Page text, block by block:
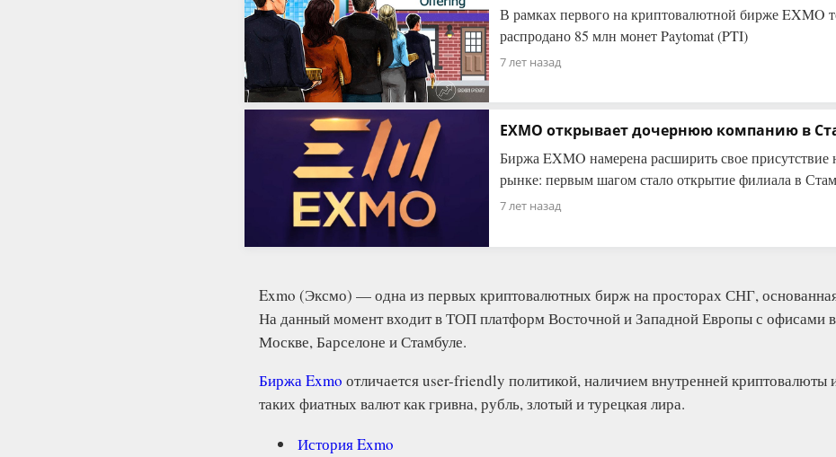
В рамках первого на криптовалютной бирже EXMO
распродано 85 млн монет Paytomat (PTI)
7 лет назад
EXMO открывает дочернюю компанию в
Биржа EXMO намерена расширить свое присутствие
рынке: первым шагом стало открытие филиала в
7 лет назад
Exmo (Эксмо) — одна из первых криптовалютных бирж на просторах СНГ,
На данный момент входит в ТОП платформ Восточной и Западной Европы с офисами
Москве, Барселоне и Стамбуле.
Биржа Exmo отличается user-friendly политикой, наличием внутренней криптовалюты
таких фиатных валют как гривна, рубль, злотый и турецкая лира.
История Exmo